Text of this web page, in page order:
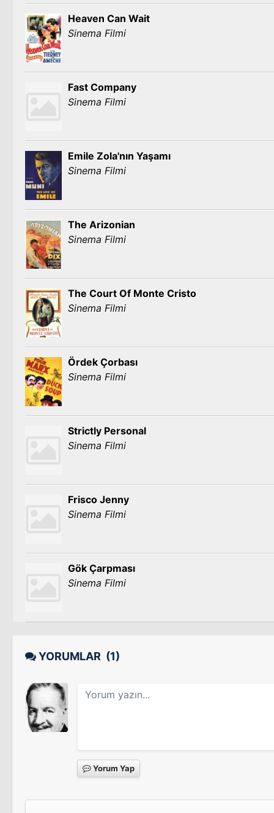
Heaven Can Wait
Sinema Filmi
Fast Company
Sinema Filmi
Emile Zola'nın Yaşamı
Sinema Filmi
The Arizonian
Sinema Filmi
The Court Of Monte Cristo
Sinema Filmi
Ördek Çorbası
Sinema Filmi
Strictly Personal
Sinema Filmi
Frisco Jenny
Sinema Filmi
Gök Çarpması
Sinema Filmi
YORUMLAR (1)
Yorum Yap